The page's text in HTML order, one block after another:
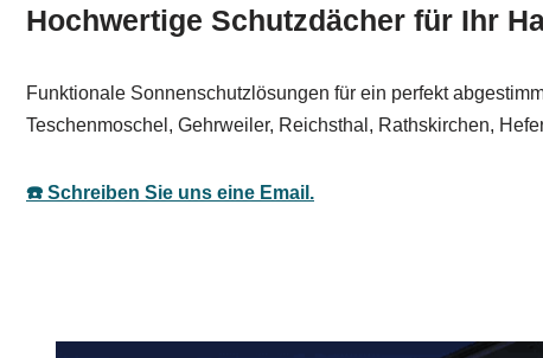
Hochwertige Schutzdächer für Ihr
Funktionale Sonnenschutzlösungen für ein perfekt
Teschenmoschel, Gehrweiler, Reichsthal, Rathskirchen,
☎️ Schreiben Sie uns eine Email.